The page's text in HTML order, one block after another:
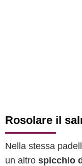
Rosolare il
Nella stessa
un altro spicchio